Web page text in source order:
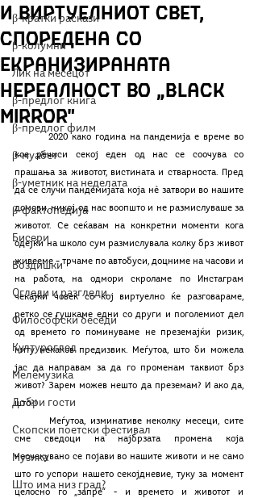
β-кратки раскази
β-колумни
Лик на месецот
β-предлог книга
β-предлог филм
β-муабет
β-уметник на неделата
β-фактопедија
Бисери
Воздишки
Огледи и разгледи
Философски беседи
Културоглед
Мелемузика
Добри гости
Скопски поетски фестивал
Музика
Што има низ град?
и виртуелниот свет,
споредена со
екранизираната
нереалност во „Black
Mirror"
	2020 како година на пандемија е време во
кое речиси секој еден од нас се соочува со
прашања за животот, вистината и стварноста. Пред
да се случи пандемијата која нè затвори во нашите
домови, никој од нас воопшто и не размислуваше за
животот. Се сеќавам на конкретни моменти кога
одејќи на школо сум размислувала колку брз живот
живееме – трчаме по автобуси, доцниме на часови и
на работа, на одмори скроламе по Инстаграм
чекајќи човек со кој виртуелно ќе разговараме,
ретко се гушкаме едни со други и поголемиот дел
од времето го поминуваме не преземајќи ризик,
ниту некаков предизвик. Меѓутоа, што би можела
јас да направам за да го променам таквиот брз
живот? Зарем можев нешто да преземам? И ако да,
што?!
сме сведоци на најбрзата промена која
неочекувано се појави во нашите животи и не само
што го успори нашето секојдневие, туку за момент
целосно го „запре“ - и времето и животот и